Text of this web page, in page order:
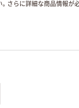
らに詳細な商品情報が